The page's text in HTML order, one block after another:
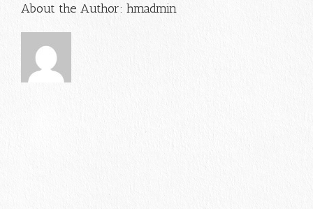
About the Author: hmadmin